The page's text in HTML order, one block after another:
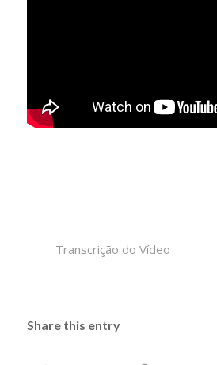
Transcrição do Vídeo
Share this entry